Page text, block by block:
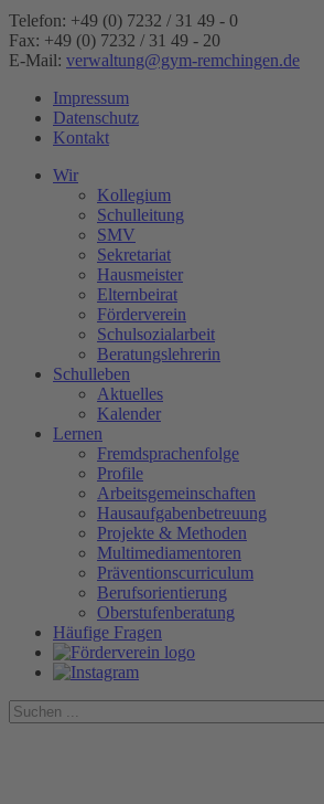
Telefon: +49 (0) 7232 / 31 49 - 0
Fax: +49 (0) 7232 / 31 49 - 20
E-Mail: verwaltung@gym-remchingen.de
Impressum
Datenschutz
Kontakt
Wir
Kollegium
Schulleitung
SMV
Sekretariat
Hausmeister
Elternbeirat
Förderverein
Schulsozialarbeit
Beratungslehrerin
Schulleben
Aktuelles
Kalender
Lernen
Fremdsprachenfolge
Profile
Arbeitsgemeinschaften
Hausaufgabenbetreuung
Projekte & Methoden
Multimediamentoren
Präventionscurriculum
Berufsorientierung
Oberstufenberatung
Häufige Fragen